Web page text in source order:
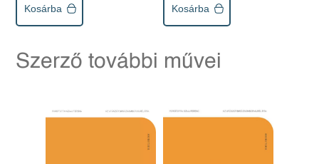
Kosárba Kosárba
Szerző további művei